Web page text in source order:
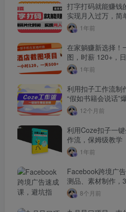
打字打码就能赚钱
实现月入过万，简
1年前
在家躺赚新选择！
图，时薪 120+，
1年前
利用扣子工作流制
“假如书籍会说话”
12个月前
利用Coze扣子一
作流，保姆级教学
1年前
Facebook跨境广
测品、素材制作，
单出单8个月前